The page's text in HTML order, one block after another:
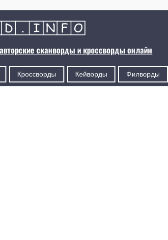
сканворды и кроссворды онлайн
Кроссворды Кейворды Филворды